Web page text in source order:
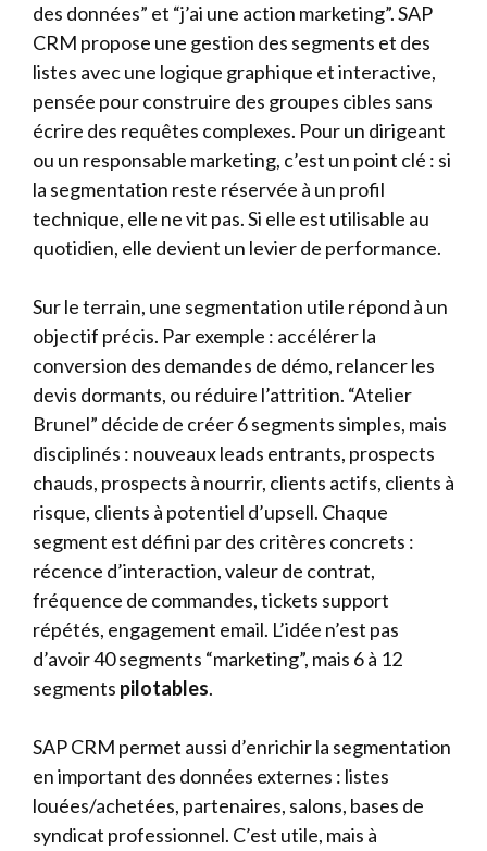
des données” et “j’ai une action marketing”. SAP
CRM propose une gestion des segments et des
listes avec une logique graphique et interactive,
pensée pour construire des groupes cibles sans
écrire des requêtes complexes. Pour un dirigeant
ou un responsable marketing, c’est un point clé : si
la segmentation reste réservée à un profil
technique, elle ne vit pas. Si elle est utilisable au
quotidien, elle devient un levier de performance.
Sur le terrain, une segmentation utile répond à un
objectif précis. Par exemple : accélérer la
conversion des demandes de démo, relancer les
devis dormants, ou réduire l’attrition. “Atelier
Brunel” décide de créer 6 segments simples, mais
disciplinés : nouveaux leads entrants, prospects
chauds, prospects à nourrir, clients actifs, clients à
risque, clients à potentiel d’upsell. Chaque
segment est défini par des critères concrets :
récence d’interaction, valeur de contrat,
fréquence de commandes, tickets support
répétés, engagement email. L’idée n’est pas
d’avoir 40 segments “marketing”, mais 6 à 12
segments pilotables.
SAP CRM permet aussi d’enrichir la segmentation
en important des données externes : listes
louées/achetées, partenaires, salons, bases de
syndicat professionnel. C’est utile, mais à